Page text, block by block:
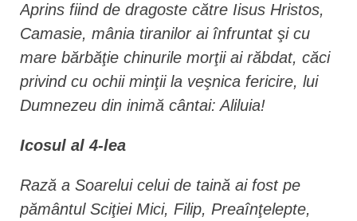
Aprins fiind de dragoste către Iisus Hristos,
Camasie, mânia tiranilor ai înfruntat şi cu
mare bărbăţie chinurile morţii ai răbdat, căci
privind cu ochii minţii la veşnica fericire, lui
Dumnezeu din inimă cântai: Aliluia!
Icosul al 4-lea
Rază a Soarelui celui de taină ai fost pe
pământul Sciţiei Mici, Filip, Preaînţelepte,